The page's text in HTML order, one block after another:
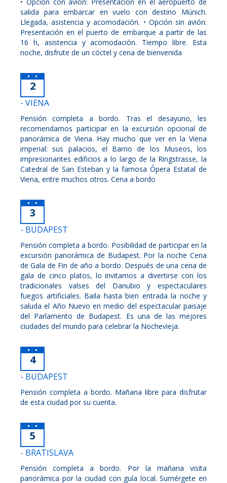
salida para embarcar en vuelo con destino Múnich.
Llegada, asistencia y acomodación. • Opción sin avión:
Presentación en el puerto de embarque a partir de las
16 h, asistencia y acomodación. Tiempo libre. Esta
noche, disfrute de un cóctel y cena de bienvenida
2
- VIENA
Pensión completa a bordo. Tras el desayuno, les
recomendamos participar en la excursión opcional de
panorámica de Viena. Hay mucho que ver en la Viena
imperial: sus palacios, el Barrio de los Museos, los
impresionantes edificios a lo largo de la Ringstrasse, la
Catedral de San Esteban y la famosa Ópera Estatal de
Viena, entre muchos otros. Cena a bordo
3
- BUDAPEST
Pensión completa a bordo. Posibilidad de participar en la
excursión panorámica de Budapest. Por la noche Cena
de Gala de Fin de año a bordo. Después de una cena de
gala de cinco platos, lo invitamos a divertirse con los
tradicionales valses del Danubio y espectaculares
fuegos artificiales. Baila hasta bien entrada la noche y
saluda el Año Nuevo en medio del espectacular paisaje
del Parlamento de Budapest. Es una de las mejores
ciudades del mundo para celebrar la Nochevieja.
4
- BUDAPEST
Pensión completa a bordo. Mañana libre para disfrutar
de esta ciudad por su cuenta.
5
- BRATISLAVA
Pensión completa a bordo. Por la mañana visita
panorámica por la ciudad con guía local. Sumérgete en